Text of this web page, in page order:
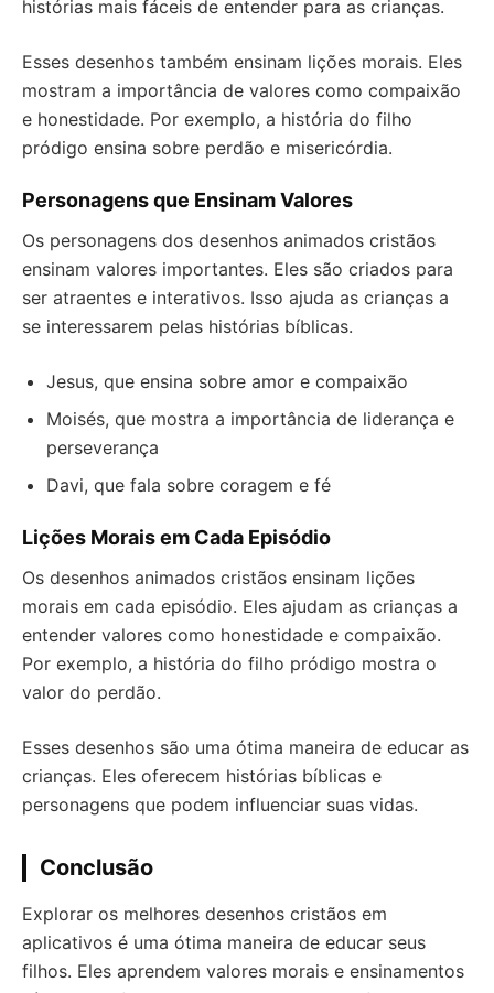
histórias mais fáceis de entender para as crianças.
Esses desenhos também ensinam lições morais. Eles
mostram a importância de valores como compaixão
e honestidade. Por exemplo, a história do filho
pródigo ensina sobre perdão e misericórdia.
Personagens que Ensinam Valores
Os personagens dos desenhos animados cristãos
ensinam valores importantes. Eles são criados para
ser atraentes e interativos. Isso ajuda as crianças a
se interessarem pelas histórias bíblicas.
Jesus, que ensina sobre amor e compaixão
Moisés, que mostra a importância de liderança e
perseverança
Davi, que fala sobre coragem e fé
Lições Morais em Cada Episódio
Os desenhos animados cristãos ensinam lições
morais em cada episódio. Eles ajudam as crianças a
entender valores como honestidade e compaixão.
Por exemplo, a história do filho pródigo mostra o
valor do perdão.
Esses desenhos são uma ótima maneira de educar as
crianças. Eles oferecem histórias bíblicas e
personagens que podem influenciar suas vidas.
Conclusão
Explorar os melhores desenhos cristãos em
aplicativos é uma ótima maneira de educar seus
filhos. Eles aprendem valores morais e ensinamentos